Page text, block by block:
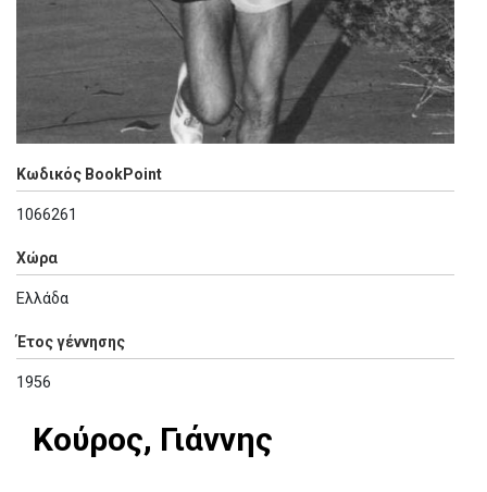
Κωδικός BookPoint
1066261
Χώρα
Ελλάδα
Έτος γέννησης
1956
Κούρος, Γιάννης